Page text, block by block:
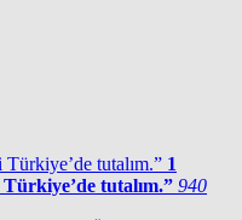
1
tutalım.” 940